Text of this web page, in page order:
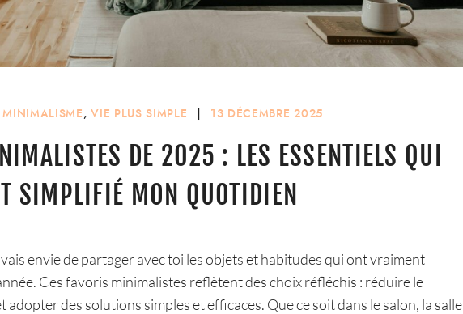
MINIMALISME,VIE PLUS SIMPLE | 13 DÉCEMBRE 2025
DE 2025 : LES ESSENTIELS QUI
SIMPLIFIÉ MON QUOTIDIEN
envie de partager avec toi les objets et habitudes qui ont vraiment
Ces favoris minimalistes reflètent des choix réfléchis : réduire le
des solutions simples et efficaces. Que ce soit dans le salon, la salle